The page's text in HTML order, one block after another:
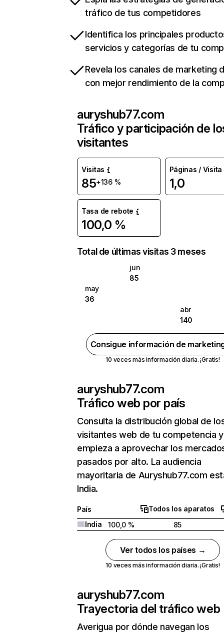
tráfico de tus competidores
Identifica los principales
servicios y categorías de tu
Revela los canales de marketing
con mejor rendimiento de la
auryshub77.com
Tráfico y participación de
visitantes
Visitas
85+136 %
Páginas / Visita
1,0
Tasa de rebote
100,0 %
Total de últimas visitas 3 meses
jun
85
may
36
abr
140
Consigue información de
10 veces más información diaria. ¡Gratis!
auryshub77.com
Tráfico web por país
Consulta la distribución global de
visitantes web de tu competencia y
empieza a aprovechar los
pasados por alto. La audiencia
mayoritaria de Auryshub77.com
India.
País
Todos los aparatos
India
100,0 % 85
Ver todos los países →
10 veces más información diaria. ¡Gratis!
auryshub77.com
Trayectoria del tráfico web
Averigua por dónde navegan los